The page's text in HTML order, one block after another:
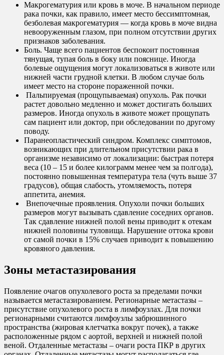
Макрогематурия или кровь в моче. В начальном периоде
рака почки, как правило, имеет место бессимптомная,
безболевая макрогематурия — когда кровь в моче видна
невооруженным глазом, при полном отсутствии других
признаков заболевания.
Боль. Чаще всего пациентов беспокоит постоянная
тянущая, тупая боль в боку или пояснице. Иногда
болевые ощущения могут локализоваться в животе или
нижней части грудной клетки. В любом случае боль
имеет место на стороне пораженной почки.
Пальпируемая (прощупываемая) опухоль. Рак почки
растет довольно медленно и может достигать больших
размеров. Иногда опухоль в животе может прощупать
сам пациент или доктор, при обследовании по другому
поводу.
Паранеопластический синдром. Комплекс симптомов,
возникающих при длительном присутствии рака в
организме независимо от локализации: быстрая потеря
веса (10 – 15 и более килограмм менее чем за полгода),
постоянно повышенная температура тела (чуть выше 37
градусов), общая слабость, утомляемость, потеря
аппетита, анемия.
Внепочечные проявления. Опухоли почки больших
размеров могут вызывать сдавление соседних органов.
Так сдавление нижней полой вены приводит к отекам
нижней половины туловища. Нарушение оттока крови
от самой почки в 15% случаев приводит к повышению
кровяного давления.
Зоны метастазирования
Появление очагов опухолевого роста за пределами почки
называется метастазированием. Регионарные метастазы –
присутствие опухолевого роста в лимфоузлах. Для почки
регионарными считаются лимфоузлы забрюшинного
пространства (жировая клетчатка вокруг почек), а также
расположенные рядом с аортой, верхней и нижней полой
веной. Отдаленные метастазы – очаги роста ПКР в других